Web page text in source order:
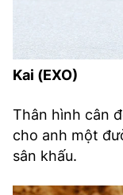
Kai (EXO)
Thân hình cân
cho anh một
sân khấu.